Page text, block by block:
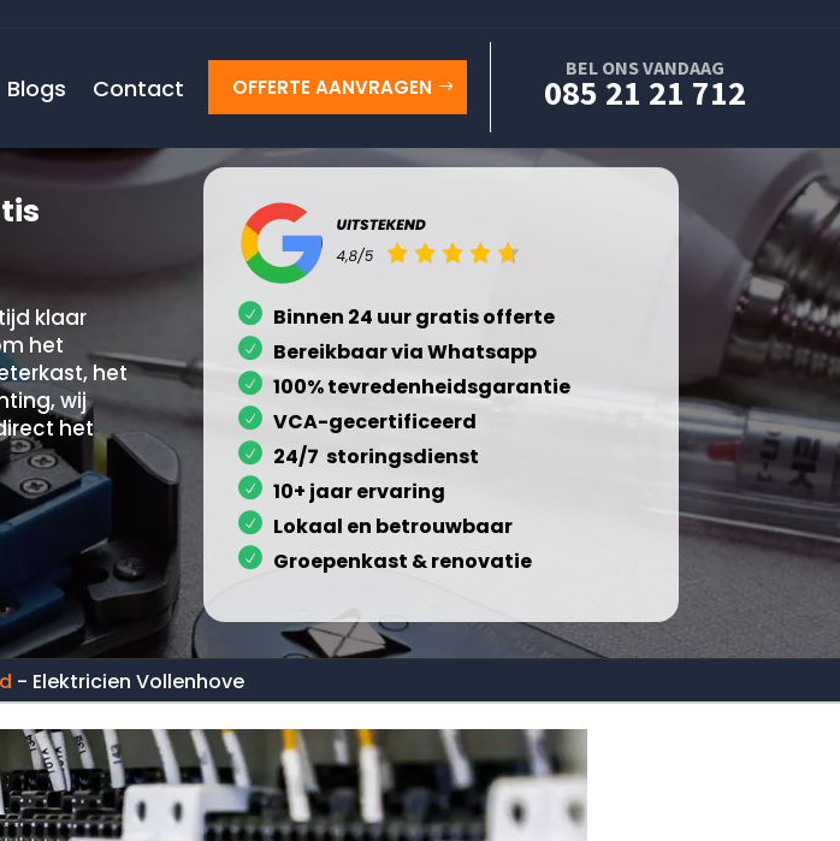
Blogs Contact OFFERTE AANVRAGEN
BEL ONS VANDAAG
085 21 21 712
klaar
het
het
wij
het
Binnen 24 uur gratis offerte
Bereikbaar via Whatsapp
100% tevredenheidsgarantie
VCA-gecertificeerd
24/7 storingsdienst
10+ jaar ervaring
Lokaal en betrouwbaar
Groepenkast & renovatie
- Elektricien Vollenhove